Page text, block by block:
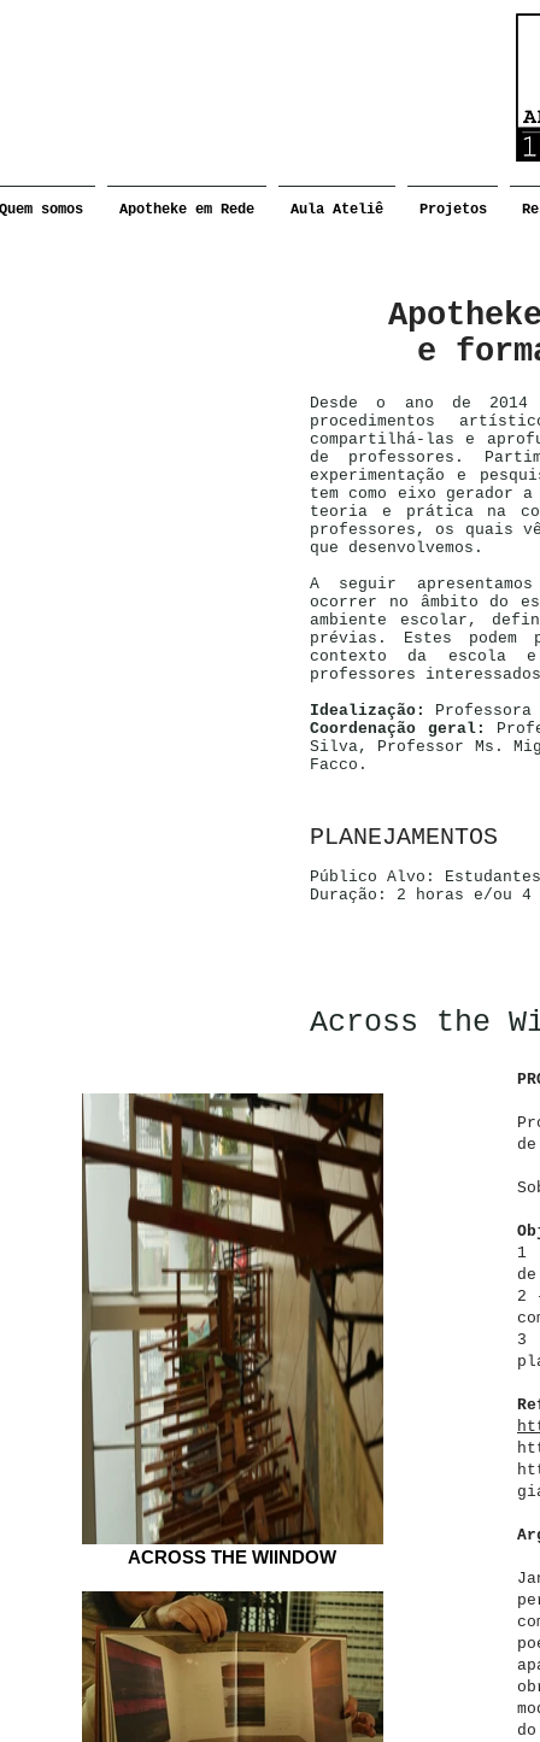
Quem somos Apotheke em Rede Aula Ateliê Projetos
e
Desde o ano de
procedimentos
compartilhá-las e
de professores.
experimentação e
tem como eixo gerador
teoria e prática na
professores, os quais
que desenvolvemos.
A seguir
ocorrer no âmbito do
ambiente escolar,
prévias. Estes podem
contexto da escola e
professores
Idealização:
Professora
Coordenação geral:
Silva, Professor Ms.
Facco.
PLANEJAMENTOS
Público Alvo:
Duração: 2 horas e/ou 4
Across the
ACROSS THE WIINDOW
1
2
3